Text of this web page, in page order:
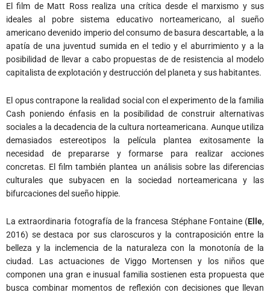
El film de Matt Ross realiza una crítica desde el marxismo y sus
ideales al pobre sistema educativo norteamericano, al sueño
americano devenido imperio del consumo de basura descartable, a la
apatía de una juventud sumida en el tedio y el aburrimiento y a la
posibilidad de llevar a cabo propuestas de de resistencia al modelo
capitalista de explotación y destrucción del planeta y sus habitantes.
El opus contrapone la realidad social con el experimento de la familia
Cash poniendo énfasis en la posibilidad de construir alternativas
sociales a la decadencia de la cultura norteamericana. Aunque utiliza
demasiados estereotipos la película plantea exitosamente la
necesidad de prepararse y formarse para realizar acciones
concretas. El film también plantea un análisis sobre las diferencias
culturales que subyacen en la sociedad norteamericana y las
bifurcaciones del sueño hippie.
La extraordinaria fotografía de la francesa Stéphane Fontaine (Elle,
2016) se destaca por sus claroscuros y la contraposición entre la
belleza y la inclemencia de la naturaleza con la monotonía de la
ciudad. Las actuaciones de Viggo Mortensen y los niños que
componen una gran e inusual familia sostienen esta propuesta que
busca combinar momentos de reflexión con decisiones que llevan